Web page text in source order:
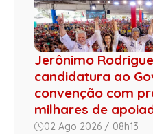
Jerônimo
candidatura ao
convenção com
milhares de
02 Ago 2026 / 08h13